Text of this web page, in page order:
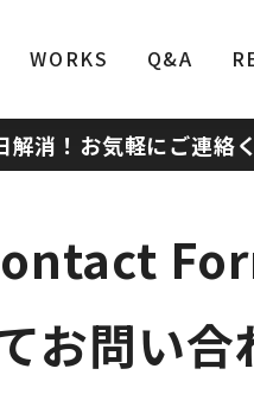
WORKS Q&A
消！ お気軽にご連絡
お問い合